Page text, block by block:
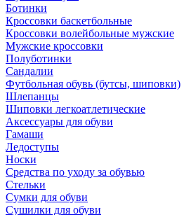
Ботинки
Кроссовки баскетбольные
Кроссовки волейбольные мужские
Мужские кроссовки
Полуботинки
Сандалии
Футбольная обувь (бутсы, шиповки)
Шлепанцы
Шиповки легкоатлетические
Аксессуары для обуви
Гамаши
Ледоступы
Носки
Средства по уходу за обувью
Стельки
Сумки для обуви
Сушилки для обуви